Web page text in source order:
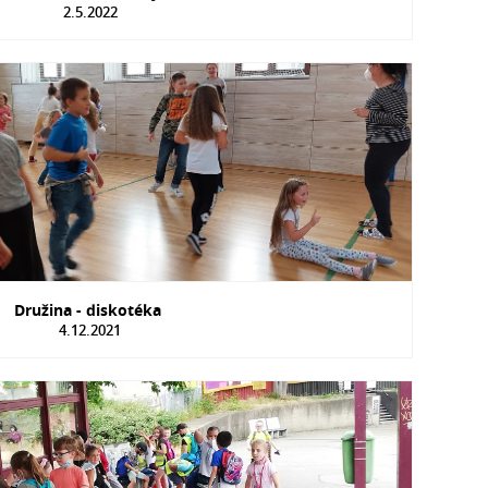
2.5.2022
Družina - diskotéka
4.12.2021